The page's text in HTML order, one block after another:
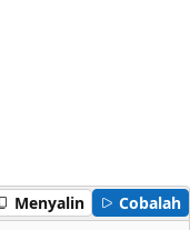
Menyalin Cobalah